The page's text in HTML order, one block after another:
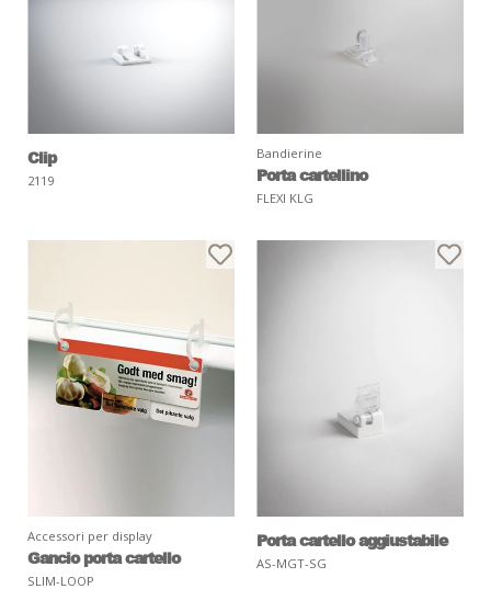
Clip
2119
Bandierine
Porta cartellino
FLEXI KLG
Accessori per display
Gancio porta cartello
SLIM-LOOP
Porta cartello aggiustabile
AS-MGT-SG